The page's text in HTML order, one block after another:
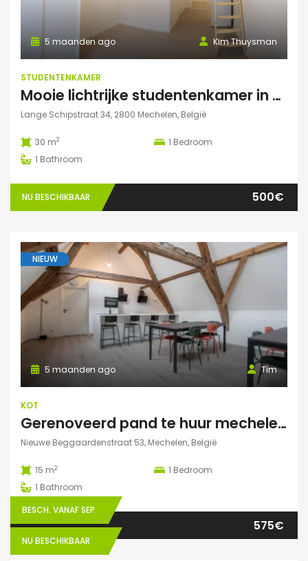
Kim Thuysman
5 maanden ago
STUDENTENKAMER
Mooie lichtrijke studentenkamer in hartje Mechelen! (te huur t.e.m. 31 augustus)
Lange Schipstraat 34, 2800 Mechelen, België
30 m2 1 Bedroom
1 Bathroom
NU BESCHIKBAAR 500€
NIEUW
Tim
5 maanden ago
KOT
Gerenoveerd pand te huur mechelen Nieuwe Beggaardenstr
Nieuwe Beggaardenstraat 53, Mechelen, België
15 m2 1 Bedroom
1 Bathroom
BESCH. VANAF SEP.
NU BESCHIKBAAR
575€